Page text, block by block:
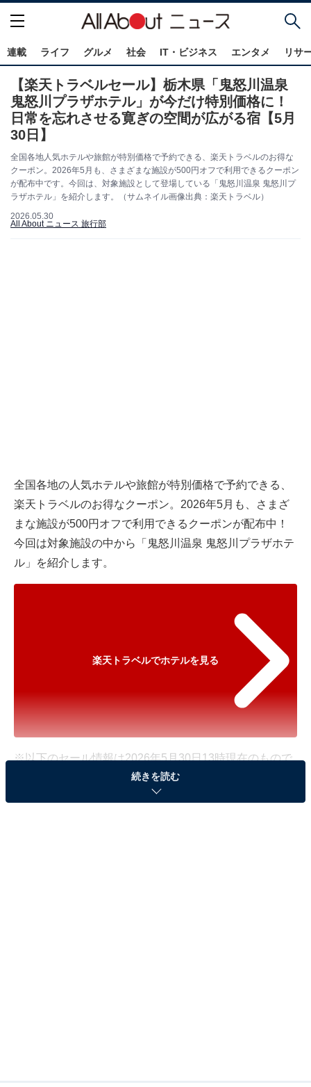
連載 ライフ グルメ 社会 IT・ビジネス エンタメ リサ
【楽天トラベルセール】栃木県「鬼怒川温泉
鬼怒川プラザホテル」が今だけ特別価格に！
日常を忘れさせる寛ぎの空間が広がる宿【5月
30日】
全国各地人気ホテルや旅館が特別価格で予約できる、楽天トラベルのお得な
クーポン。2026年5月も、さまざまな施設が500円オフで利用できるクーポン
が配布中です。今回は、対象施設として登場している「鬼怒川温泉 鬼怒川プ
ラザホテル」を紹介します。（サムネイル画像出典：楽天トラベル）
2026.05.30
All About ニュース 旅行部
全国各地の人気ホテルや旅館が特別価格で予約できる、
楽天トラベルのお得なクーポン。2026年5月も、さまざ
まな施設が500円オフで利用できるクーポンが配布中！
今回は対象施設の中から「鬼怒川温泉 鬼怒川プラザホテ
ル」を紹介します。
楽天トラベルでホテルを見る
※以下のセール情報は2026年5月30日13時現在のもので
す。料金の変更、満室の場合もあります。
※本記事で紹介している商品の購入やサービスの利用により、売上の一部が
続きを読む